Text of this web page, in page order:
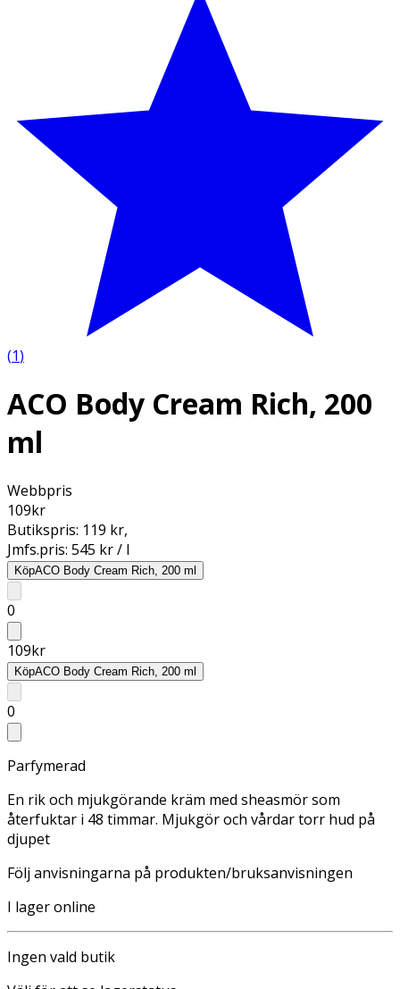
(1)
ACO Body Cream Rich, 200
ml
Webbpris
109kr
Butikspris: 119 kr,
Jmfs.pris: 545 kr / l
KöpACO Body Cream Rich, 200 ml
0
109kr
KöpACO Body Cream Rich, 200 ml
0
Parfymerad
En rik och mjukgörande kräm med sheasmör som
återfuktar i 48 timmar. Mjukgör och vårdar torr hud på
djupet
Följ anvisningarna på produkten/bruksanvisningen
I lager online
Ingen vald butik